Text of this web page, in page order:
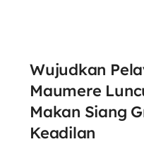
Wujudkan
Maumere
Makan Siang
Keadilan